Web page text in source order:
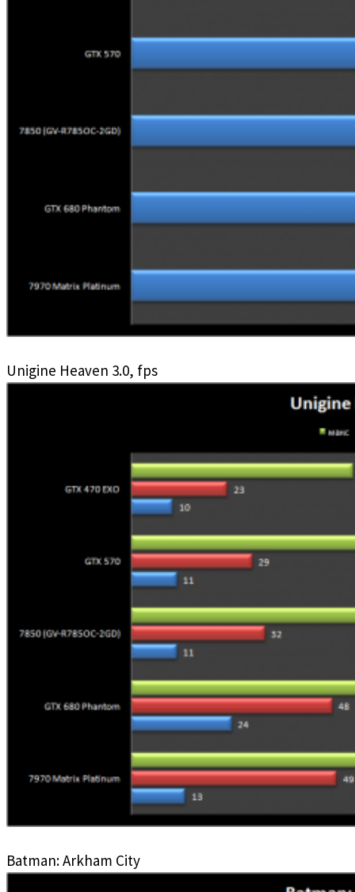
Unigine Heaven 3.0, fps
Batman: Arkham City